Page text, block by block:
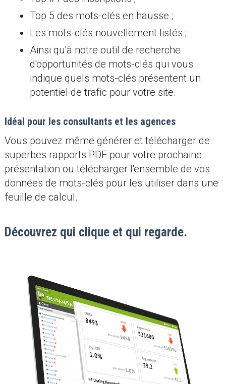
Top 5 des mots-clés en hausse ;
Les mots-clés nouvellement listés ;
Ainsi qu'à notre outil de recherche
d'opportunités de mots-clés qui vous
indique quels mots-clés présentent un
potentiel de trafic pour votre site.
Idéal pour les consultants et les agences
Vous pouvez même générer et télécharger de
superbes rapports PDF pour votre prochaine
présentation ou télécharger l'ensemble de vos
données de mots-clés pour les utiliser dans une
feuille de calcul.
Découvrez qui clique et qui regarde.